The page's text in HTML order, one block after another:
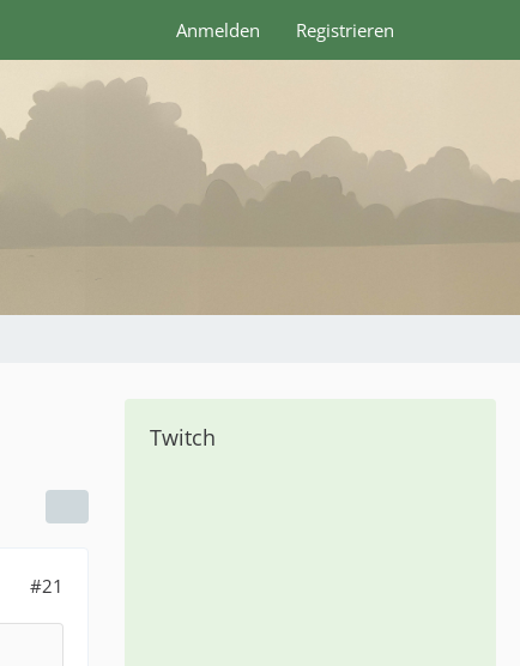
Anmelden Registrieren
#21
Twitch